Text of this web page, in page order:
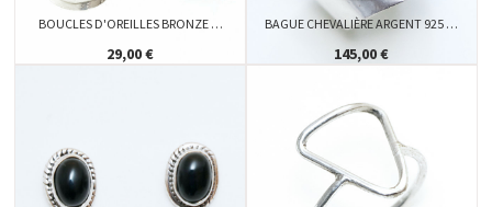
BOUCLES D'OREILLES BRONZE …
29,00 €
BAGUE CHEVALIÈRE ARGENT 925 …
145,00 €